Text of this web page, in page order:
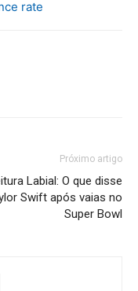
rate
Próximo artigo
Labial: O que disse
Swift após vaias no
Super Bowl